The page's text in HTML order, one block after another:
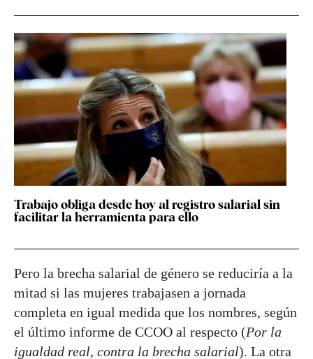
Trabajo obliga desde hoy al registro salarial sin
facilitar la herramienta para ello
Pero la brecha salarial de género se reduciría a la
mitad si las mujeres trabajasen a jornada
completa en igual medida que los nombres, según
el último informe de CCOO al respecto (Por la
igualdad real, contra la brecha salarial). La otra